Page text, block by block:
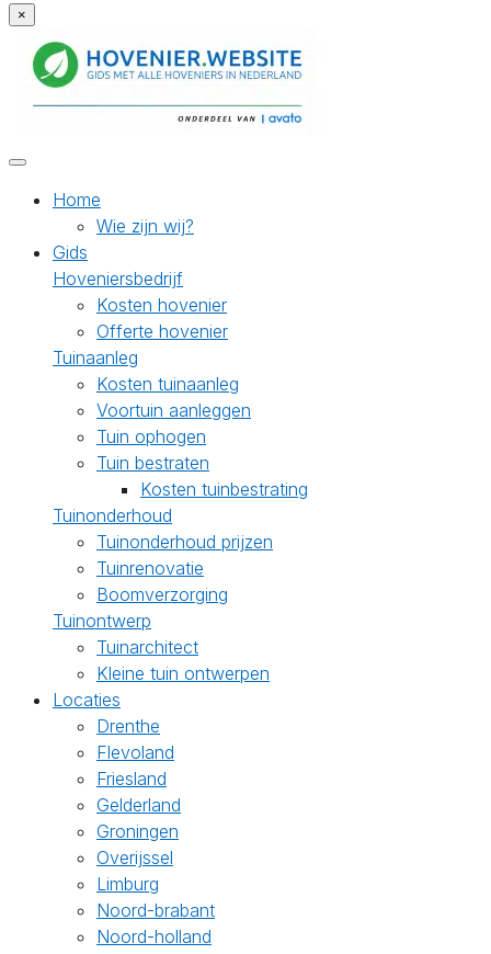
×
Home
Wie zijn wij?
Gids
Hoveniersbedrijf
Kosten hovenier
Offerte hovenier
Tuinaanleg
Kosten tuinaanleg
Voortuin aanleggen
Tuin ophogen
Tuin bestraten
Kosten tuinbestrating
Tuinonderhoud
Tuinonderhoud prijzen
Tuinrenovatie
Boomverzorging
Tuinontwerp
Tuinarchitect
Kleine tuin ontwerpen
Locaties
Drenthe
Flevoland
Friesland
Gelderland
Groningen
Overijssel
Limburg
Noord-brabant
Noord-holland